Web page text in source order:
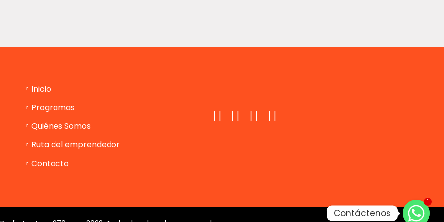
Inicio
Programas
Quiénes Somos
Ruta del emprendedor
Contacto
1
Contáctenos